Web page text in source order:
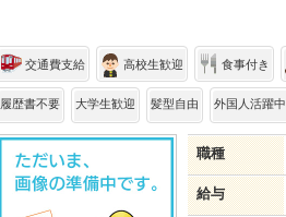
交通費支給 高校生歓迎 食事付き
履歴書不要 大学生歓迎 髪型自由 外国人活躍中
職種
給与